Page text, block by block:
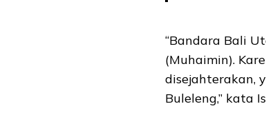
“Bandara Bali
(Muhaimin).
disejahterakan,
Buleleng,” kata